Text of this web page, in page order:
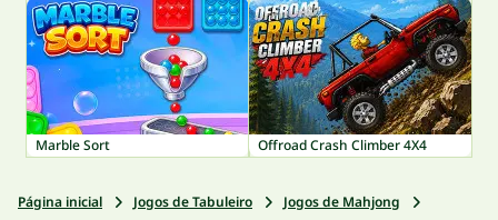
Marble Sort Offroad Crash Climber 4X4
Página inicial Jogos de Tabuleiro
Jogos de Mahjong